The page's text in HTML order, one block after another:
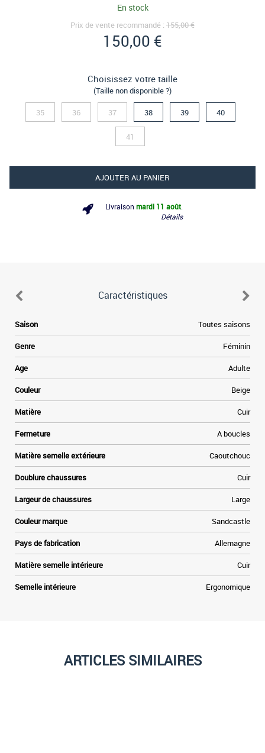
En stock
Prix de vente recommandé : 155,00 €
150,00 €
Choisissez votre taille
(Taille non disponible ?)
35 36 37 38 39 40
41
AJOUTER AU PANIER
Livraison mardi 11 août
Détails
Caractéristiques
Saison Toutes saisons
Genre Féminin
Age Adulte
Couleur Beige
Matière Cuir
Fermeture A boucles
Matière semelle extérieure Caoutchouc
Doublure chaussures Cuir
Largeur de chaussures Large
Couleur marque Sandcastle
Pays de fabrication Allemagne
Matière semelle intérieure Cuir
Semelle intérieure Ergonomique
ARTICLES SIMILAIRES